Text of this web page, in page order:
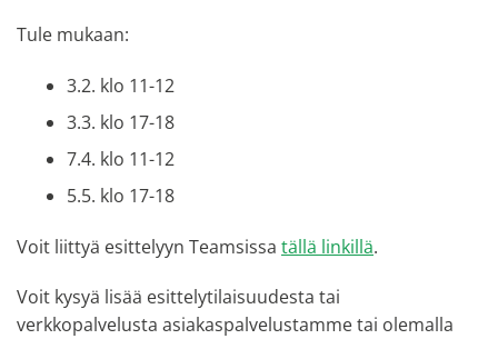
Tule mukaan:
3.2. klo 11-12
3.3. klo 17-18
7.4. klo 11-12
5.5. klo 17-18
Voit liittyä esittelyyn Teamsissa tällä linkillä.
Voit kysyä lisää esittelytilaisuudesta tai
verkkopalvelusta asiakaspalvelustamme tai olemalla